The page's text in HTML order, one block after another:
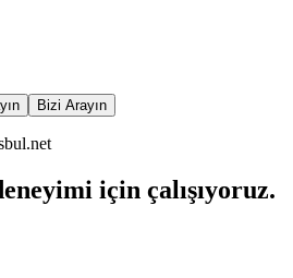
Bizi Arayın
için çalışıyoruz.